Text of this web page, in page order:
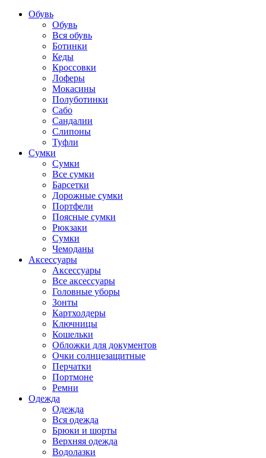
Обувь
Обувь
Вся обувь
Ботинки
Кеды
Кроссовки
Лоферы
Мокасины
Полуботинки
Сабо
Сандалии
Слипоны
Туфли
Сумки
Сумки
Все сумки
Барсетки
Дорожные сумки
Портфели
Поясные сумки
Рюкзаки
Сумки
Чемоданы
Аксессуары
Аксессуары
Все аксессуары
Головные уборы
Зонты
Картхолдеры
Ключницы
Кошельки
Обложки для документов
Очки солнцезащитные
Перчатки
Портмоне
Ремни
Одежда
Одежда
Вся одежда
Брюки и шорты
Верхняя одежда
Водолазки